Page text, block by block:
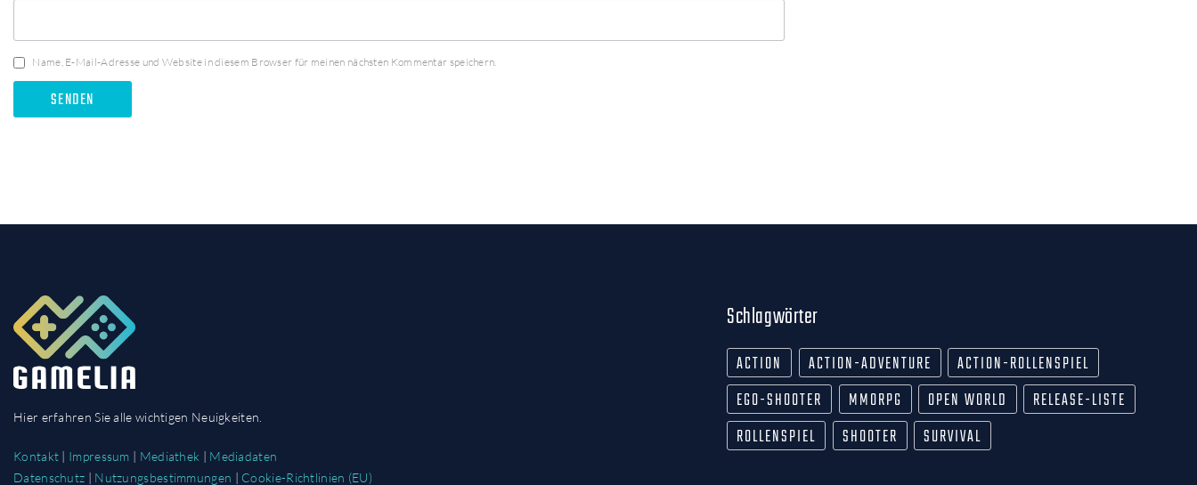
Name, E-Mail-Adresse und Website in diesem Browser für meinen nächsten Kommentar speichern.
Hier erfahren Sie alle wichtigen Neuigkeiten.
Kontakt | Impressum | Mediathek | Mediadaten
Datenschutz | Nutzungsbestimmungen | Cookie-Richtlinien (EU)
Schlagwörter
ACTION ACTION-ADVENTURE
ACTION-ROLLENSPIEL
EGO-SHOOTER
MMORPG OPEN WORLD
RELEASE-LISTE
ROLLENSPIEL
SHOOTER SURVIVAL